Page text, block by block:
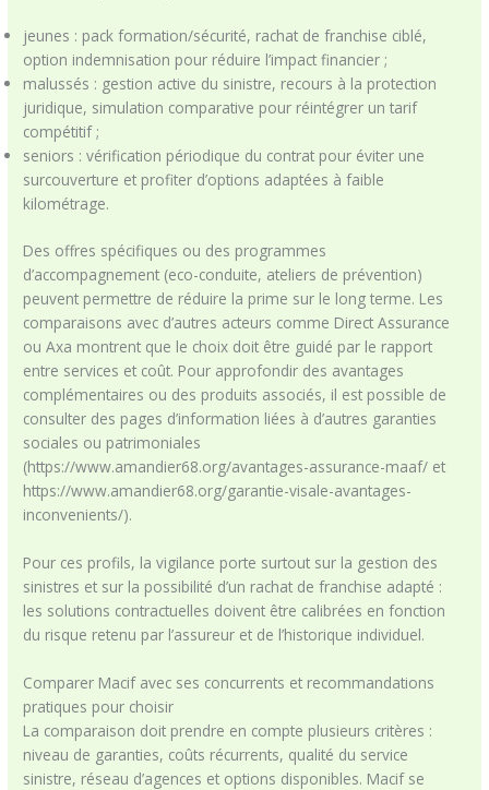
jeunes : pack formation/sécurité, rachat de franchise ciblé,
option indemnisation pour réduire l’impact financier ;
malussés : gestion active du sinistre, recours à la protection
juridique, simulation comparative pour réintégrer un tarif
compétitif ;
seniors : vérification périodique du contrat pour éviter une
surcouverture et profiter d’options adaptées à faible
kilométrage.
Des offres spécifiques ou des programmes
d’accompagnement (eco-conduite, ateliers de prévention)
peuvent permettre de réduire la prime sur le long terme. Les
comparaisons avec d’autres acteurs comme Direct Assurance
ou Axa montrent que le choix doit être guidé par le rapport
entre services et coût. Pour approfondir des avantages
complémentaires ou des produits associés, il est possible de
consulter des pages d’information liées à d’autres garanties
sociales ou patrimoniales
(https://www.amandier68.org/avantages-assurance-maaf/ et
https://www.amandier68.org/garantie-visale-avantages-
inconvenients/).
Pour ces profils, la vigilance porte surtout sur la gestion des
sinistres et sur la possibilité d’un rachat de franchise adapté :
les solutions contractuelles doivent être calibrées en fonction
du risque retenu par l’assureur et de l’historique individuel.
Comparer Macif avec ses concurrents et recommandations
pratiques pour choisir
La comparaison doit prendre en compte plusieurs critères :
niveau de garanties, coûts récurrents, qualité du service
sinistre, réseau d’agences et options disponibles. Macif se